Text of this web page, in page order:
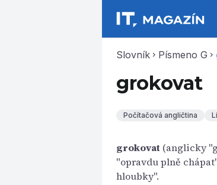
Slovník chevron_right Písmeno G chevron_right
grokovat
Počítačová angličtina
grokovat (anglicky
"opravdu plně
hloubky".